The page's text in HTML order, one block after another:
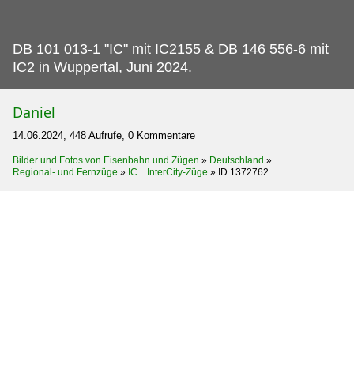
DB 101 013-1 "IC" mit IC2155 & DB 146 556-6 mit
IC2 in Wuppertal, Juni 2024.
Daniel
14.06.2024, 448 Aufrufe, 0 Kommentare
Bilder und Fotos von Eisenbahn und Zügen » Deutschland »
Regional- und Fernzüge » IC InterCity-Züge » ID 1372762